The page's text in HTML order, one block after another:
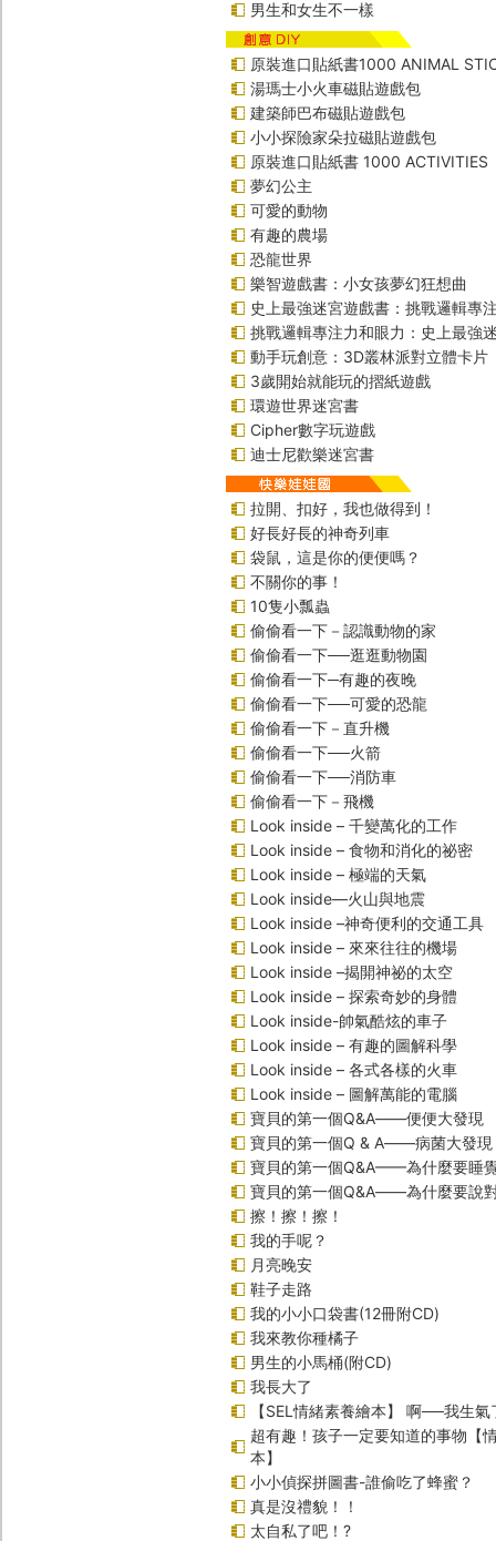
男生和女生不一樣
原裝進口貼紙書1000 ANIMAL
湯瑪士小火車磁貼遊戲包
建築師巴布磁貼遊戲包
小小探險家朵拉磁貼遊戲包
原裝進口貼紙書 1000 ACTIVITIES
夢幻公主
可愛的動物
有趣的農場
恐龍世界
樂智遊戲書：小女孩夢幻狂想曲
史上最強迷宮遊戲書：挑戰邏輯專
挑戰邏輯專注力和眼力：史上最強
動手玩創意：3D叢林派對立體卡片
3歲開始就能玩的摺紙遊戲
環遊世界迷宮書
Cipher數字玩遊戲
迪士尼歡樂迷宮書
拉開、扣好，我也做得到！
好長好長的神奇列車
袋鼠，這是你的便便嗎？
不關你的事！
10隻小瓢蟲
偷偷看一下－認識動物的家
偷偷看一下──逛逛動物園
偷偷看一下─有趣的夜晚
偷偷看一下──可愛的恐龍
偷偷看一下－直升機
偷偷看一下──火箭
偷偷看一下──消防車
偷偷看一下－飛機
Look inside – 千變萬化的工作
Look inside – 食物和消化的祕密
Look inside – 極端的天氣
Look inside—火山與地震
Look inside –神奇便利的交通工具
Look inside – 來來往往的機場
Look inside –揭開神祕的太空
Look inside – 探索奇妙的身體
Look inside-帥氣酷炫的車子
Look inside – 有趣的圖解科學
Look inside – 各式各樣的火車
Look inside – 圖解萬能的電腦
寶貝的第一個Q&A――便便大發現
寶貝的第一個Q & A――病菌大發現
寶貝的第一個Q&A——為什麼要睡
寶貝的第一個Q&A――為什麼要說
擦！擦！擦！
我的手呢？
月亮晚安
鞋子走路
我的小小口袋書(12冊附CD)
我來教你種橘子
男生的小馬桶(附CD)
我長大了
【SEL情緒素養繪本】 啊──我生
超有趣！孩子一定要知道的事物【
本】
小小偵探拼圖書-誰偷吃了蜂蜜？
真是沒禮貌！！
太自私了吧！?